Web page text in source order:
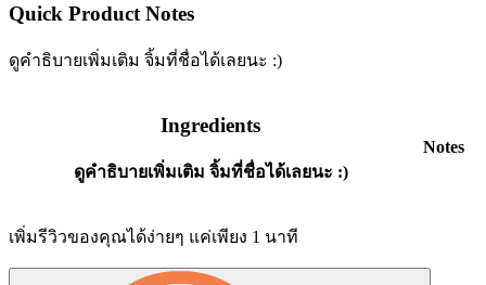
Quick Product Notes
ดูคำธิบายเพิ่มเติม จิ้มที่ชื่อได้เลยนะ :)
Ingredients
ดูคำธิบายเพิ่มเติม จิ้มที่ชื่อได้เลยนะ :)
Notes
เพิ่มรีวิวของคุณได้ง่ายๆ แค่เพียง 1 นาที